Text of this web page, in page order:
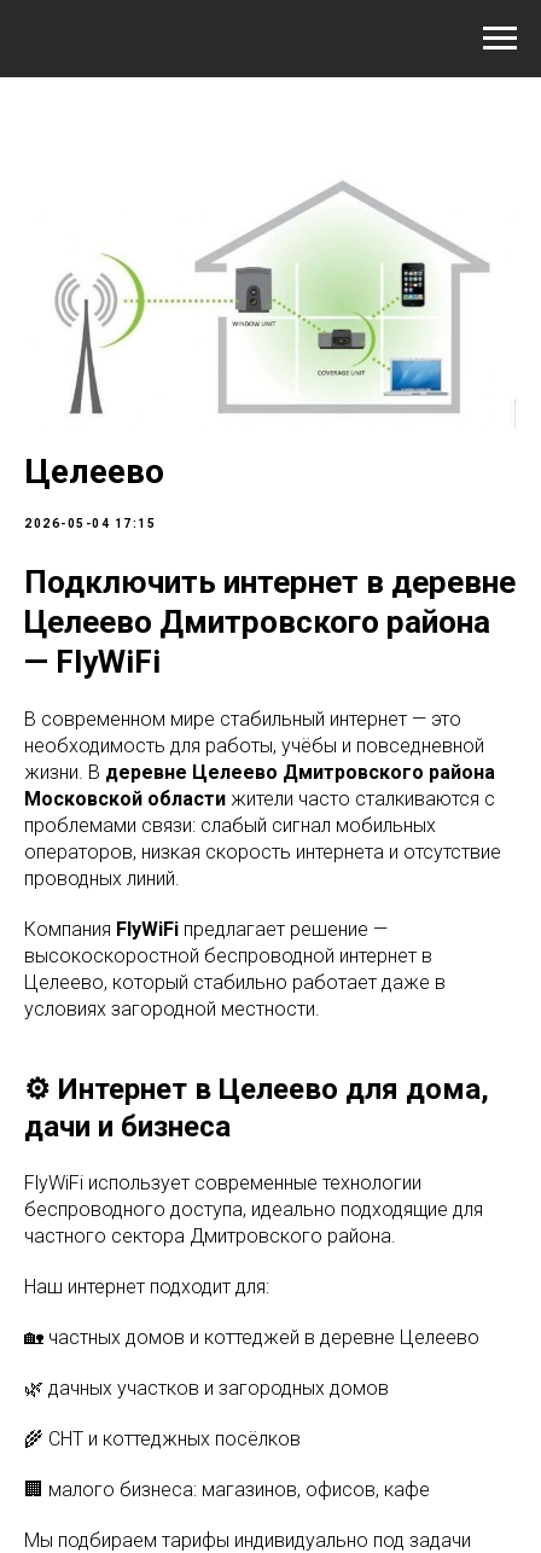
Целеево
2026-05-04 17:15
Подключить интернет в деревне
Целеево Дмитровского района
— FlyWiFi
В современном мире стабильный интернет — это
необходимость для работы, учёбы и повседневной
жизни. В деревне Целеево Дмитровского района
Московской области жители часто сталкиваются с
проблемами связи: слабый сигнал мобильных
операторов, низкая скорость интернета и отсутствие
проводных линий.
Компания FlyWiFi предлагает решение —
высокоскоростной беспроводной интернет в
Целеево, который стабильно работает даже в
условиях загородной местности.
⚙️ Интернет в Целеево для дома,
дачи и бизнеса
FlyWiFi использует современные технологии
беспроводного доступа, идеально подходящие для
частного сектора Дмитровского района.
Наш интернет подходит для:
🏡 частных домов и коттеджей в деревне Целеево
🌿 дачных участков и загородных домов
🌾 СНТ и коттеджных посёлков
🏢 малого бизнеса: магазинов, офисов, кафе
Мы подбираем тарифы индивидуально под задачи